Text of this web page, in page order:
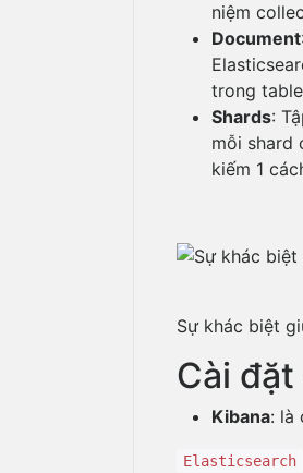
niệm
Document
trong
Shards:
mỗi shard
kiếm 1
Sự khác biệt
Cài
Kibana: là
Elasticsearch